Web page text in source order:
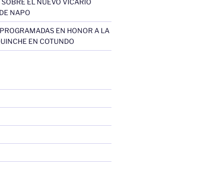
EL NUEVO VICARIO
NAPO
EN HONOR A LA
EN COTUNDO